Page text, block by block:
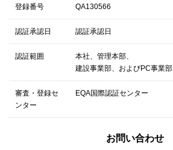
登録番号 QA130566
認証承認日 認証承認日
認証範囲
本社、管理本部、
建設事業部、およびPC事業部
審査・登録セ
ンター
EQA国際認証センター
お問い合わせ